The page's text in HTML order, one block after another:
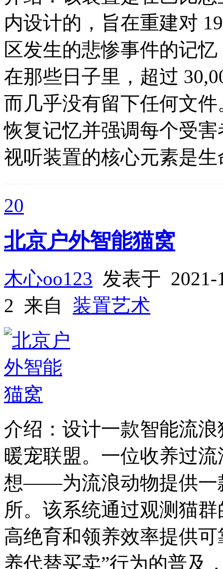
内设计的，旨在重建对
区发生的悲惨事件的记
在那些日子里，超过
而几乎没有留下任何文件
恢复记忆并强调每个受
视听装置的核心元素是
20
北京户外智能猫窝
木心oo123 发表于
2 来自 装置艺术
介绍：设计一款智能流
暖宠联盟。一位收养过
想——为流浪动物提供一
所。该系统通过观测猫
高绝育和领养效率提供
养代替买卖”行为的普及